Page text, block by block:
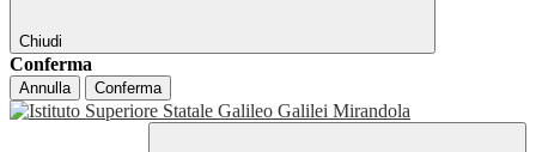
Chiudi
Conferma
Annulla Conferma